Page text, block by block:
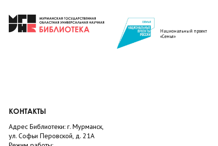
Национальный проект
«Семья»
КОНТАКТЫ
Адрес Библиотеки: г. Мурманск,
ул. Софьи Перовской, д. 21А